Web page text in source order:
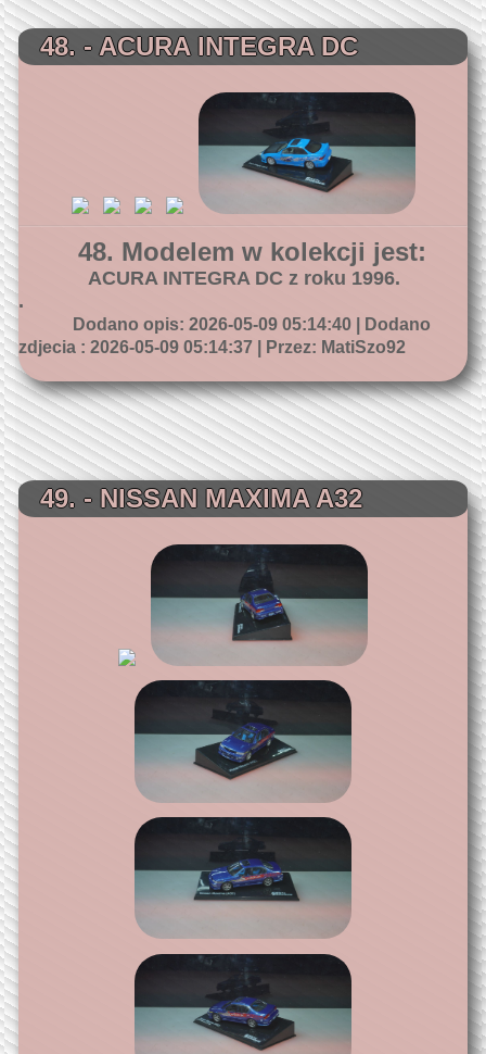
48. - ACURA INTEGRA DC
48. Modelem w kolekcji jest:
ACURA INTEGRA DC z roku 1996.
.
Dodano opis: 2026-05-09 05:14:40 | Dodano
zdjecia : 2026-05-09 05:14:37 | Przez: MatiSzo92
49. - NISSAN MAXIMA A32